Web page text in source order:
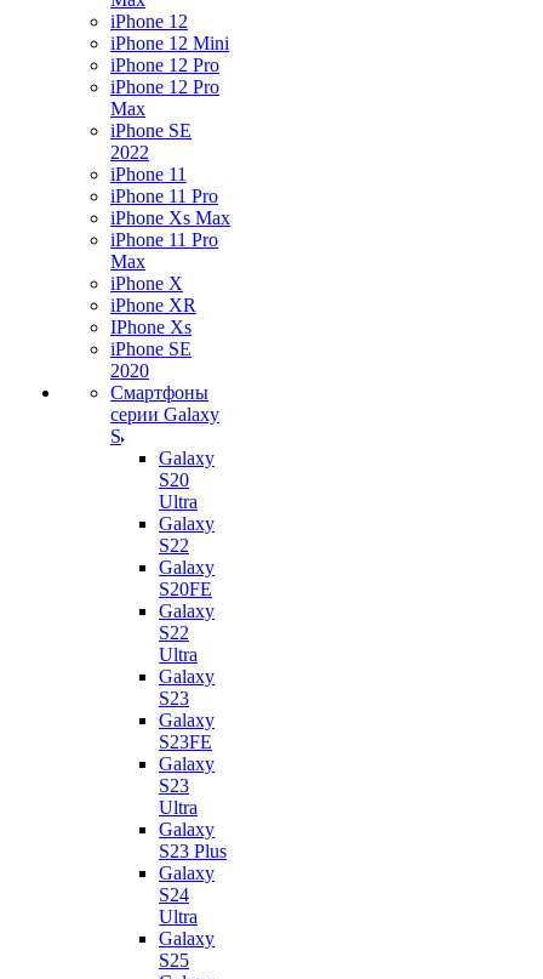
iPhone 12
iPhone 12 Mini
iPhone 12 Pro
iPhone 12 Pro
Max
iPhone SE
2022
iPhone 11
iPhone 11 Pro
iPhone Xs Max
iPhone 11 Pro
Max
iPhone X
iPhone XR
IPhone Xs
iPhone SE
2020
Смартфоны
серии Galaxy
S
Galaxy
S20
Ultra
Galaxy
S22
Galaxy
S20FE
Galaxy
S22
Ultra
Galaxy
S23
Galaxy
S23FE
Galaxy
S23
Ultra
Galaxy
S23 Plus
Galaxy
S24
Ultra
Galaxy
S25